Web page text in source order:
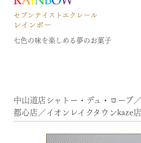
七色の味を楽しめる夢のお菓子
中山道店シャトー・デュ・ローブ
都心店／イオンレイクタウンkaze